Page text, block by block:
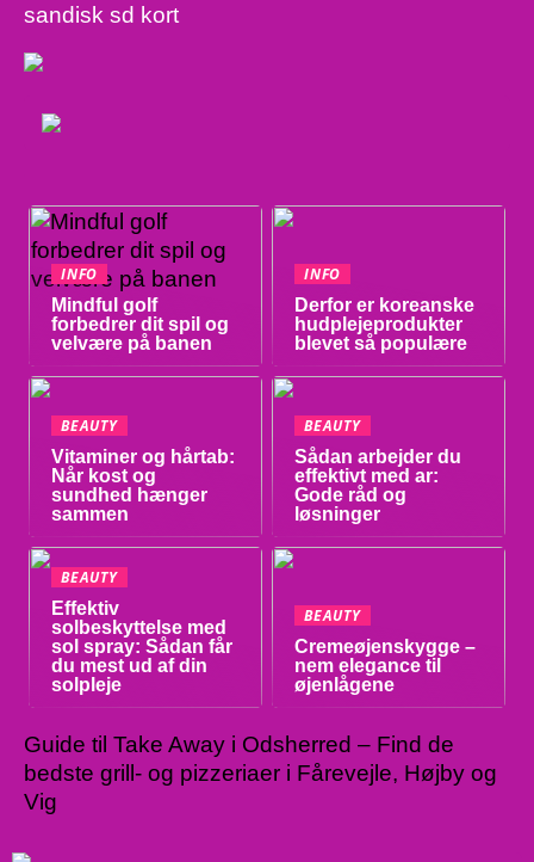
sandisk sd kort
INFO
Mindful golf
forbedrer dit spil og
velvære på banen
INFO
Derfor er koreanske
hudplejeprodukter
blevet så populære
BEAUTY
Vitaminer og hårtab:
Når kost og
sundhed hænger
sammen
BEAUTY
Sådan arbejder du
effektivt med ar:
Gode råd og
løsninger
BEAUTY
Effektiv
solbeskyttelse med
sol spray: Sådan får
du mest ud af din
solpleje
BEAUTY
Cremeøjenskygge –
nem elegance til
øjenlågene
Guide til Take Away i Odsherred – Find de
bedste grill- og pizzeriaer i Fårevejle, Højby og
Vig